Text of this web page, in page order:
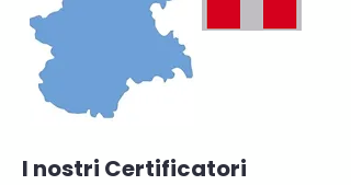
I nostri Certificatori